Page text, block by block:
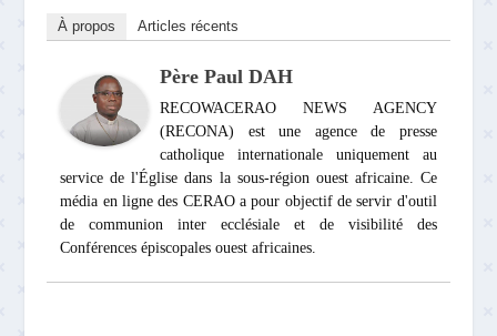
À propos Articles récents
Père Paul DAH
RECOWACERAO NEWS AGENCY
(RECONA) est une agence de presse
catholique internationale uniquement au
service de l'Église dans la sous-région ouest africaine. Ce
média en ligne des CERAO a pour objectif de servir d'outil
de communion inter ecclésiale et de visibilité des
Conférences épiscopales ouest africaines.